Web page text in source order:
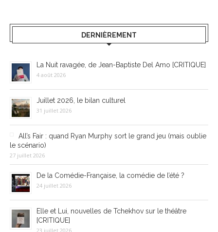
DERNIÈREMENT
La Nuit ravagée, de Jean-Baptiste Del Amo [CRITIQUE]
4 août 2026
Juillet 2026, le bilan culturel
31 juillet 2026
All’s Fair : quand Ryan Murphy sort le grand jeu (mais oublie
le scénario)
27 juillet 2026
De la Comédie-Française, la comédie de l’été ?
24 juillet 2026
Elle et Lui, nouvelles de Tchekhov sur le théâtre
[CRITIQUE]
23 juillet 2026